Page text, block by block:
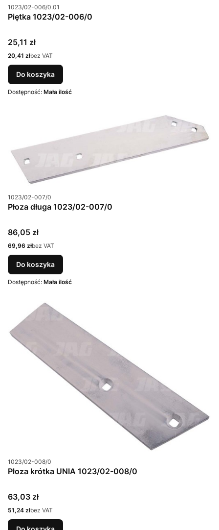
Kod produktu
1023/02-006/0.01
Piętka 1023/02-006/0
Cena
25,11 zł
Cena
20,41 złbez VAT
Do koszyka
Dostępność: Mała ilość
Kod produktu
1023/02-007/0
Płoza długa 1023/02-007/0
Cena
86,05 zł
Cena
69,96 złbez VAT
Do koszyka
Dostępność: Mała ilość
Kod produktu
1023/02-008/0
Płoza krótka UNIA 1023/02-008/0
Cena
63,03 zł
Cena
51,24 złbez VAT